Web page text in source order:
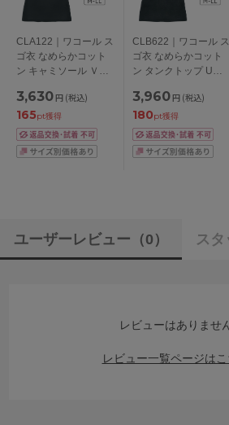
CLA122｜ワコール ス
ゴ衣 なめらかコット
ン キャミソール Ｖネ
3,630 円 (税込)
165pt獲得
CLB622｜ワコール ス
ゴ衣 なめらかコット
ン タンクトップ Uネ
3,960 円 (税込)
180pt獲得
ユーザーレビュー （0） スタ
レビューはありませ
レビュー一覧ページはこ